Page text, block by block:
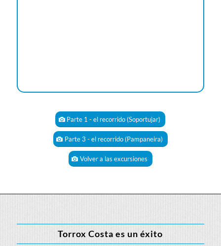
Parte 1 - el recorrido (Soportujar)
Parte 3 - el recorrido (Pampaneira)
Volver a las excursiones
Torrox Costa es un éxito